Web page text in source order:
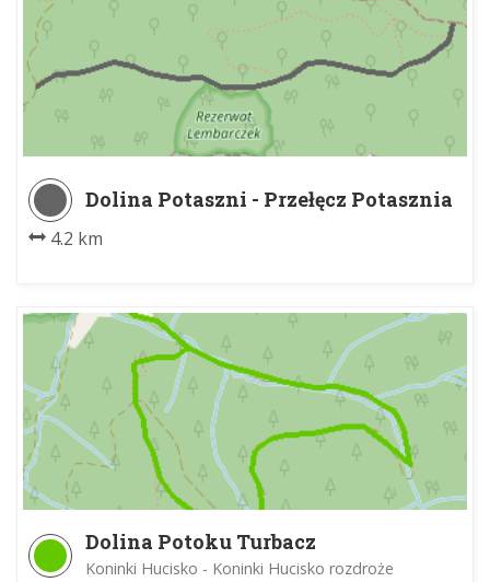
Dolina Potaszni - Przełęcz Potasznia
4.2 km
Dolina Potoku Turbacz
Koninki Hucisko - Koninki Hucisko rozdroże